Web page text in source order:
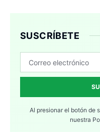
SUSCRÍBETE
Al presionar el botón de
nuestra